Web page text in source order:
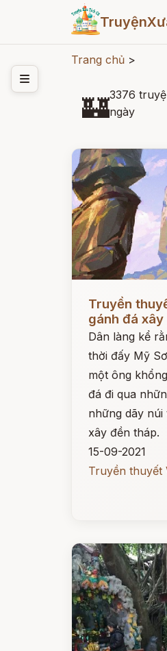
Trang chủ >
🏰3376
ngày
Đọc ngay
Truyền
gánh đá
Dân làng kể
thời đấy Mỹ
một ông
đá đi qua
những dãy
xây đền tháp.
15-09-2021
Truyền thuyết